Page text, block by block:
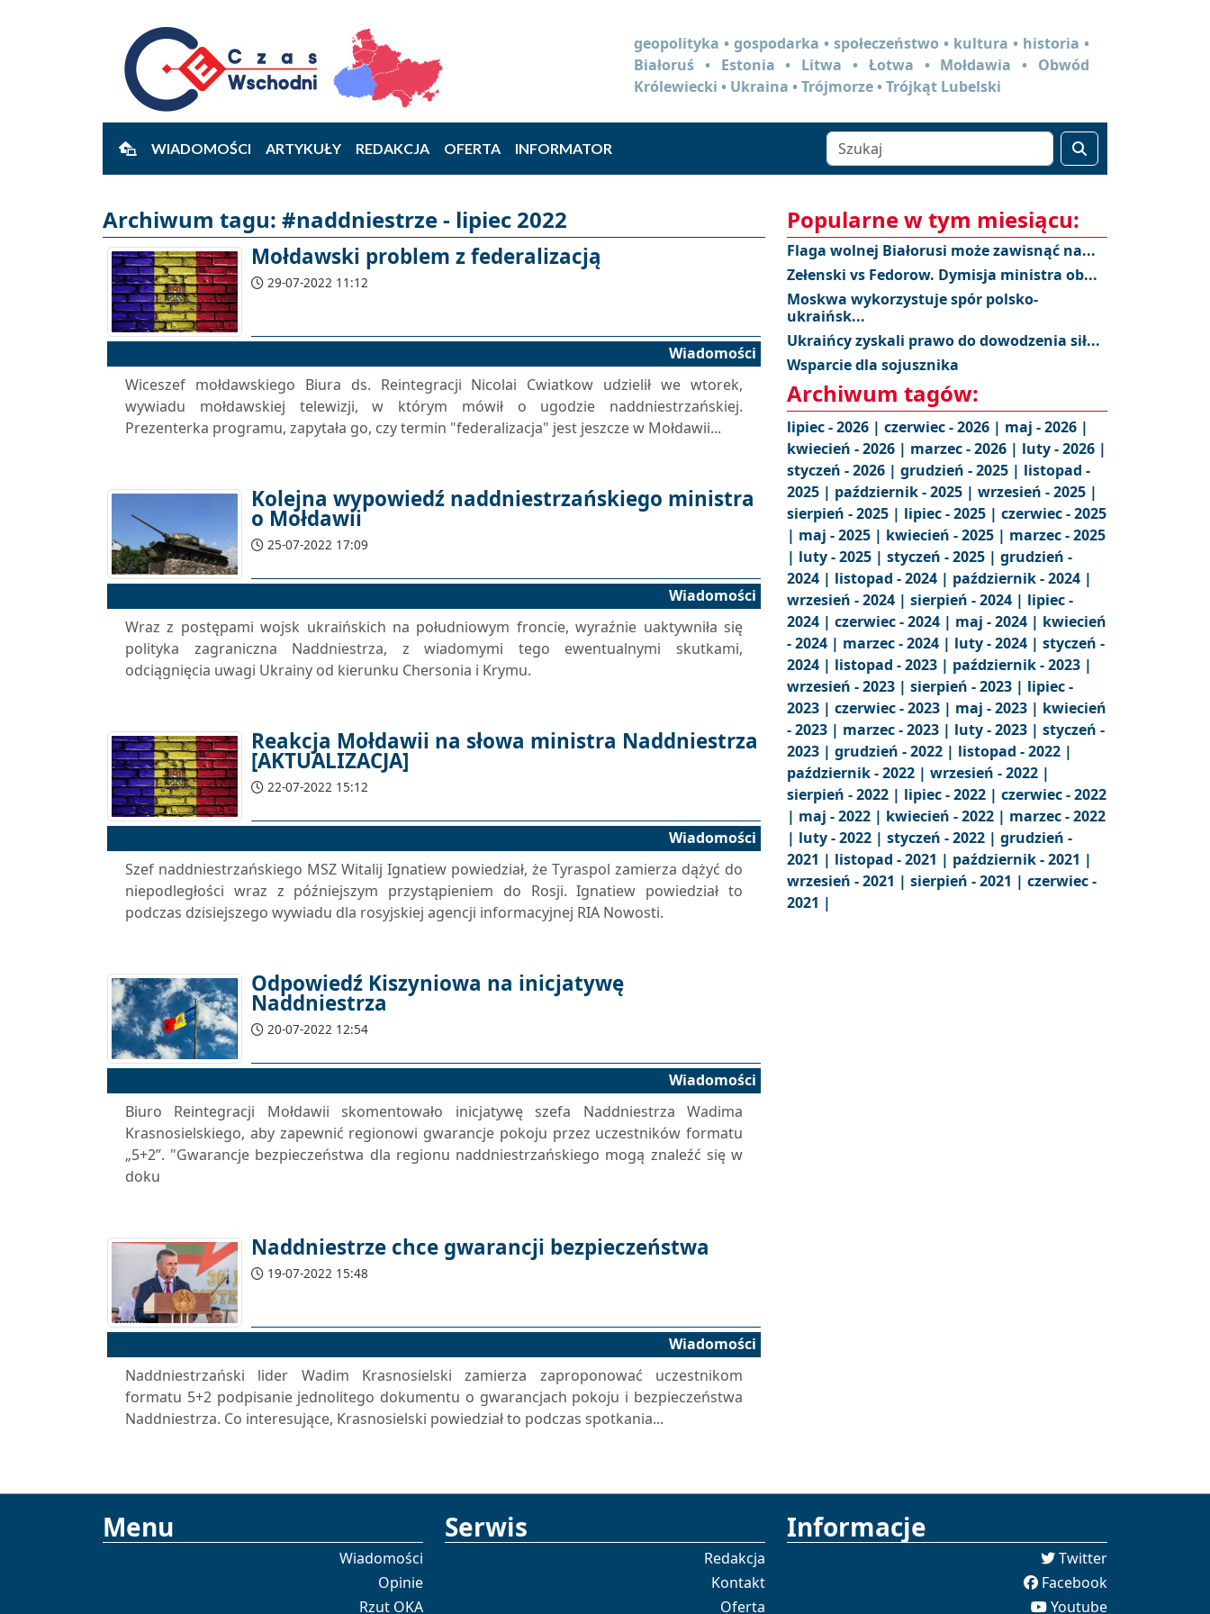
geopolityka • gospodarka • społeczeństwo • kultura • historia •
Białoruś • Estonia • Litwa • Łotwa • Mołdawia • Obwód
Królewiecki • Ukraina • Trójmorze • Trójkąt Lubelski
WIADOMOŚCI ARTYKUŁY REDAKCJA OFERTA INFORMATOR
Archiwum tagu: #naddniestrze - lipiec 2022
Mołdawski problem z federalizacją
29-07-2022 11:12
Wiadomości
Wiceszef mołdawskiego Biura ds. Reintegracji Nicolai Cwiatkow udzielił we wtorek,
wywiadu mołdawskiej telewizji, w którym mówił o ugodzie naddniestrzańskiej.
Prezenterka programu, zapytała go, czy termin "federalizacja" jest jeszcze w Mołdawii...
Kolejna wypowiedź naddniestrzańskiego ministra
o Mołdawii
25-07-2022 17:09
Wiadomości
Wraz z postępami wojsk ukraińskich na południowym froncie, wyraźnie uaktywniła się
polityka zagraniczna Naddniestrza, z wiadomymi tego ewentualnymi skutkami,
odciągnięcia uwagi Ukrainy od kierunku Chersonia i Krymu.
Reakcja Mołdawii na słowa ministra Naddniestrza
[AKTUALIZACJA]
22-07-2022 15:12
Wiadomości
Szef naddniestrzańskiego MSZ Witalij Ignatiew powiedział, że Tyraspol zamierza dążyć do
niepodległości wraz z późniejszym przystąpieniem do Rosji. Ignatiew powiedział to
podczas dzisiejszego wywiadu dla rosyjskiej agencji informacyjnej RIA Nowosti.
Odpowiedź Kiszyniowa na inicjatywę
Naddniestrza
20-07-2022 12:54
Wiadomości
Biuro Reintegracji Mołdawii skomentowało inicjatywę szefa Naddniestrza Wadima
Krasnosielskiego, aby zapewnić regionowi gwarancje pokoju przez uczestników formatu
„5+2”. "Gwarancje bezpieczeństwa dla regionu naddniestrzańskiego mogą znaleźć się w
doku
Naddniestrze chce gwarancji bezpieczeństwa
19-07-2022 15:48
Wiadomości
Naddniestrzański lider Wadim Krasnosielski zamierza zaproponować uczestnikom
formatu 5+2 podpisanie jednolitego dokumentu o gwarancjach pokoju i bezpieczeństwa
Naddniestrza. Co interesujące, Krasnosielski powiedział to podczas spotkania...
Popularne w tym miesiącu:
Flaga wolnej Białorusi może zawisnąć na...
Zełenski vs Fedorow. Dymisja ministra ob...
Moskwa wykorzystuje spór polsko-
ukraińsk...
Ukraińcy zyskali prawo do dowodzenia sił...
Wsparcie dla sojusznika
Archiwum tagów:
lipiec - 2026 | czerwiec - 2026 | maj - 2026 |
kwiecień - 2026 | marzec - 2026 | luty - 2026 |
styczeń - 2026 | grudzień - 2025 | listopad -
2025 | październik - 2025 | wrzesień - 2025 |
sierpień - 2025 | lipiec - 2025 | czerwiec - 2025
| maj - 2025 | kwiecień - 2025 | marzec - 2025
| luty - 2025 | styczeń - 2025 | grudzień -
2024 | listopad - 2024 | październik - 2024 |
wrzesień - 2024 | sierpień - 2024 | lipiec -
2024 | czerwiec - 2024 | maj - 2024 | kwiecień
- 2024 | marzec - 2024 | luty - 2024 | styczeń -
2024 | listopad - 2023 | październik - 2023 |
wrzesień - 2023 | sierpień - 2023 | lipiec -
2023 | czerwiec - 2023 | maj - 2023 | kwiecień
- 2023 | marzec - 2023 | luty - 2023 | styczeń -
2023 | grudzień - 2022 | listopad - 2022 |
październik - 2022 | wrzesień - 2022 |
sierpień - 2022 | lipiec - 2022 | czerwiec - 2022
| maj - 2022 | kwiecień - 2022 | marzec - 2022
| luty - 2022 | styczeń - 2022 | grudzień -
2021 | listopad - 2021 | październik - 2021 |
wrzesień - 2021 | sierpień - 2021 | czerwiec -
2021 |
Menu
Wiadomości
Opinie
Rzut OKA
Serwis
Redakcja
Kontakt
Oferta
Informacje
Twitter
Facebook
Youtube